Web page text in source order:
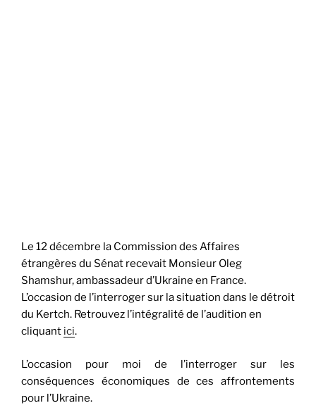
Le 12 décembre la Commission des Affaires
étrangères du Sénat recevait Monsieur Oleg
Shamshur, ambassadeur d’Ukraine en France.
L’occasion de l’interroger sur la situation dans le détroit
du Kertch. Retrouvez l’intégralité de l’audition en
cliquant ici.
L’occasion pour moi de l’interroger sur les
conséquences économiques de ces affrontements
pour l’Ukraine.